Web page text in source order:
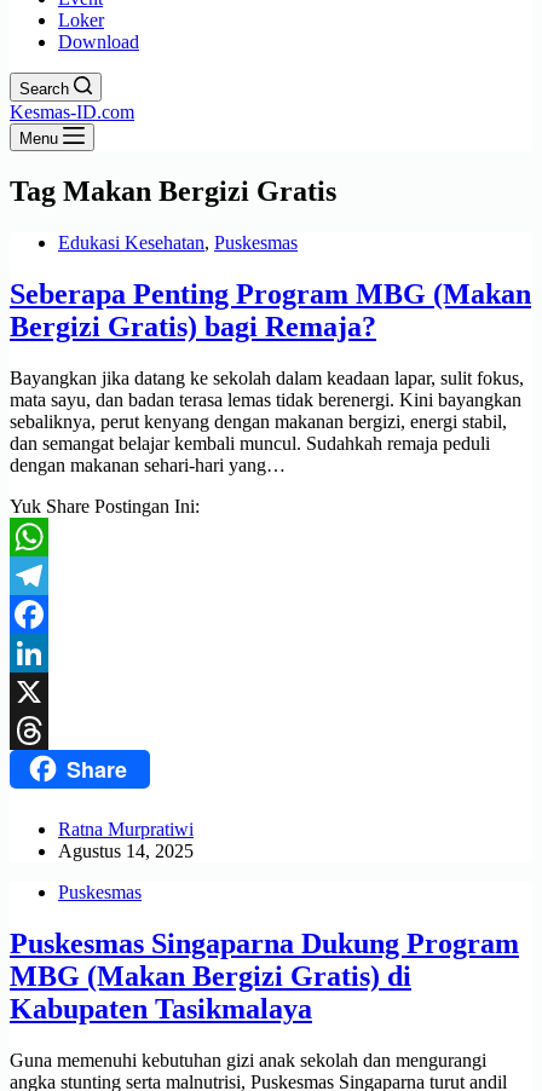
Loker
Download
Search
Kesmas-ID.com
Menu
Tag Makan Bergizi Gratis
Edukasi Kesehatan, Puskesmas
Seberapa Penting Program MBG (Makan
Bergizi Gratis) bagi Remaja?
Bayangkan jika datang ke sekolah dalam keadaan lapar, sulit fokus,
mata sayu, dan badan terasa lemas tidak berenergi. Kini bayangkan
sebaliknya, perut kenyang dengan makanan bergizi, energi stabil,
dan semangat belajar kembali muncul. Sudahkah remaja peduli
dengan makanan sehari-hari yang…
Yuk Share Postingan Ini:
WhatsApp
Telegram
Facebook
LinkedIn
X
ThreadsShare
Ratna Murpratiwi
Agustus 14, 2025
Puskesmas
Puskesmas Singaparna Dukung Program
MBG (Makan Bergizi Gratis) di
Kabupaten Tasikmalaya
Guna memenuhi kebutuhan gizi anak sekolah dan mengurangi
angka stunting serta malnutrisi, Puskesmas Singaparna turut andil